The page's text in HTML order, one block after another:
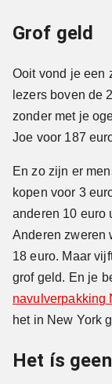
Grof geld
Ooit vond je een
lezers boven de
zonder met je
Joe voor 187
En zo zijn er
kopen voor 3
anderen 10 euro
Anderen zweren
18 euro. Maar
grof geld. En je
navulverpakking
het in New York
Het ís